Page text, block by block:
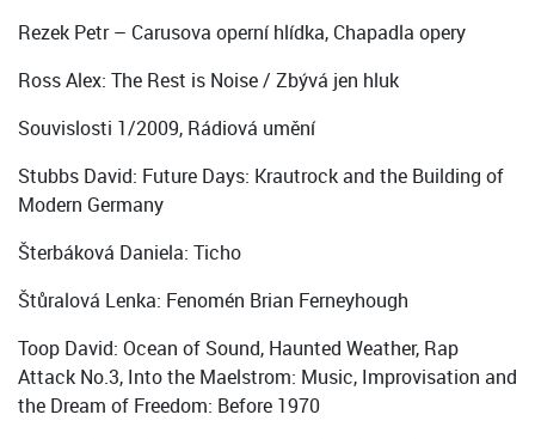
Rezek Petr – Carusova operní hlídka, Chapadla opery
Ross Alex: The Rest is Noise / Zbývá jen hluk
Souvislosti 1/2009, Rádiová umění
Stubbs David: Future Days: Krautrock and the Building of
Modern Germany
Šterbáková Daniela: Ticho
Štůralová Lenka: Fenomén Brian Ferneyhough
Toop David: Ocean of Sound, Haunted Weather, Rap
Attack No.3, Into the Maelstrom: Music, Improvisation and
the Dream of Freedom: Before 1970